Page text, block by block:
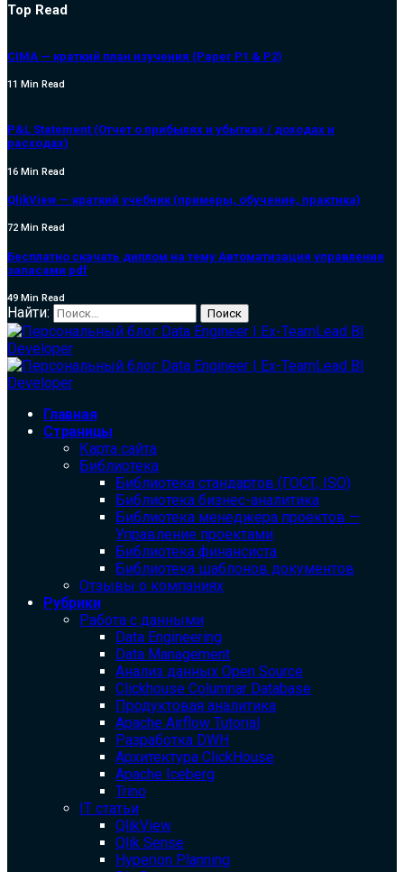
Top Read
CIMA — краткий план изучения (Paper P1 & P2)
11 Min Read
P&L Statement (Отчет о прибылях и убытках / доходах и
расходах)
16 Min Read
QlikView — краткий учебник (примеры, обучение, практика)
72 Min Read
Бесплатно скачать диплом на тему Автоматизация управления
запасами pdf
49 Min Read
Найти:
Главная
Страницы
Карта сайта
Библиотека
Библиотека cтандартов (ГОСТ, ISO)
Библиотека бизнес-аналитика
Библиотека менеджера проектов —
Управление проектами
Библиотека финансиста
Библиотека шаблонов документов
Отзывы о компаниях
Рубрики
Работа с данными
Data Engineering
Data Management
Анализ данных Open Source
Clickhouse Columnar Database
Продуктовая аналитика
Apache Airflow Tutorial
Разработка DWH
Архитектура ClickHouse
Apache Iceberg
Trino
IT статьи
QlikView
Qlik Sense
Hyperion Planning